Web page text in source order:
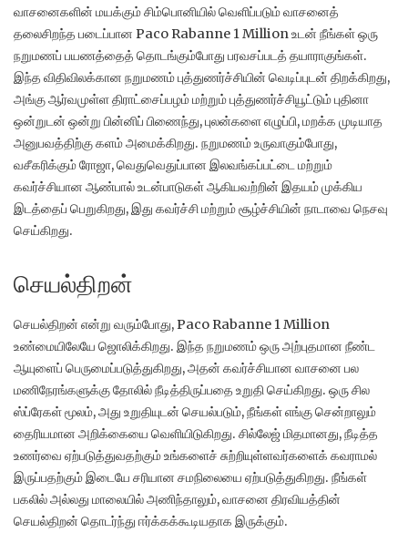
வாசனைகளின் மயக்கும் சிம்பொனியில் வெளிப்படும் வாசனைத்
தலைசிறந்த படைப்பான Paco Rabanne 1 Million உடன் நீங்கள் ஒரு
நறுமணப் பயணத்தைத் தொடங்கும்போது பரவசப்படத் தயாராகுங்கள்.
இந்த விதிவிலக்கான நறுமணம் புத்துணர்ச்சியின் வெடிப்புடன் திறக்கிறது,
அங்கு ஆர்வமுள்ள திராட்சைப்பழம் மற்றும் புத்துணர்ச்சியூட்டும் புதினா
ஒன்றுடன் ஒன்று பின்னிப் பிணைந்து, புலன்களை எழுப்பி, மறக்க முடியாத
அனுபவத்திற்கு களம் அமைக்கிறது. நறுமணம் உருவாகும்போது, ​​
வசீகரிக்கும் ரோஜா, வெதுவெதுப்பான இலவங்கப்பட்டை மற்றும்
கவர்ச்சியான ஆண்பால் உடன்பாடுகள் ஆகியவற்றின் இதயம் முக்கிய
இடத்தைப் பெறுகிறது, இது கவர்ச்சி மற்றும் சூழ்ச்சியின் நாடாவை நெசவு
செய்கிறது.
செயல்திறன்
செயல்திறன் என்று வரும்போது, ​​Paco Rabanne 1 Million
உண்மையிலேயே ஜொலிக்கிறது. இந்த நறுமணம் ஒரு அற்புதமான நீண்ட
ஆயுளைப் பெருமைப்படுத்துகிறது, அதன் கவர்ச்சியான வாசனை பல
மணிநேரங்களுக்கு தோலில் நீடித்திருப்பதை உறுதி செய்கிறது. ஒரு சில
ஸ்ப்ரேகள் மூலம், அது உறுதியுடன் செயல்படும், நீங்கள் எங்கு சென்றாலும்
தைரியமான அறிக்கையை வெளியிடுகிறது. சில்லேஜ் மிதமானது, நீடித்த
உணர்வை ஏற்படுத்துவதற்கும் உங்களைச் சுற்றியுள்ளவர்களைக் கவராமல்
இருப்பதற்கும் இடையே சரியான சமநிலையை ஏற்படுத்துகிறது. நீங்கள்
பகலில் அல்லது மாலையில் அணிந்தாலும், வாசனை திரவியத்தின்
செயல்திறன் தொடர்ந்து ஈர்க்கக்கூடியதாக இருக்கும்.